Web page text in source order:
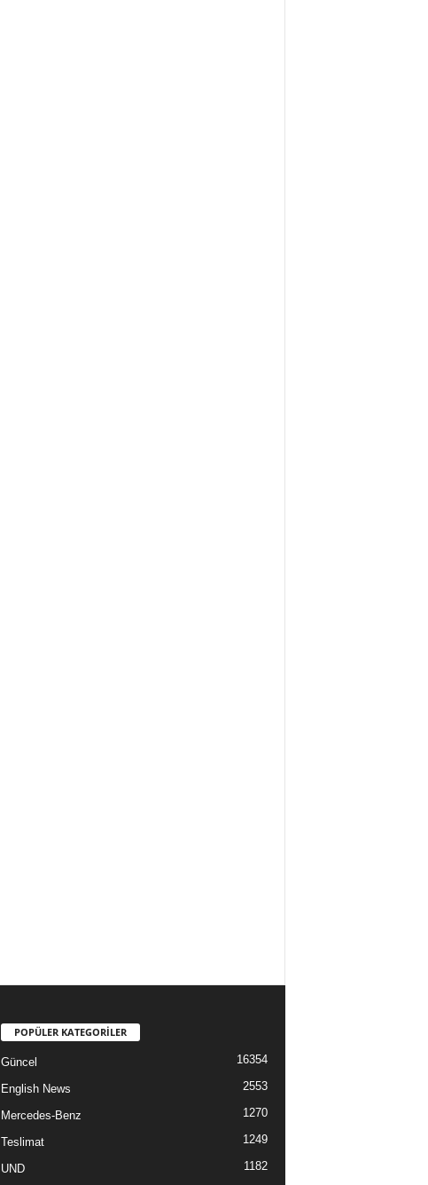
POPÜLER KATEGORİLER
Güncel 16354
English News 2553
Mercedes-Benz 1270
Teslimat 1249
UND 1182